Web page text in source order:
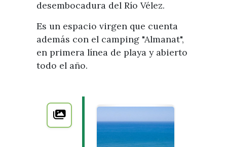
Artesanía
Empresas de subtropicales
desembocadura del Río Vélez.
Es un espacio virgen que cuenta
además con el camping "Almanat",
en primera línea de playa y abierto
todo el año.